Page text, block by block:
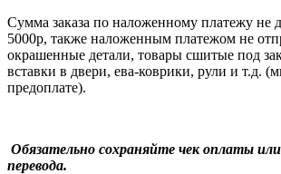
Сумма заказа по наложенному платежу не
5000р, также наложенным платежом не
окрашенные детали, товары сшитые под
вставки в двери, ева-коврики, рули и т.д.
предоплате).
Обязательно сохраняйте чек оплаты
перевода.